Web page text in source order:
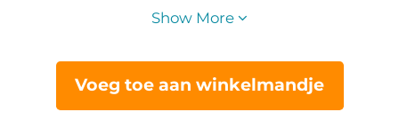
Show More
Voeg toe aan winkelmandje